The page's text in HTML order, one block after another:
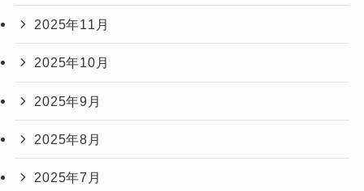
2025年11月
2025年10月
2025年9月
2025年8月
2025年7月